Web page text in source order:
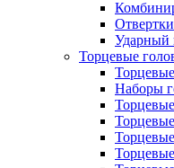
Отвертки
Ударный
Торцевые
Наборы